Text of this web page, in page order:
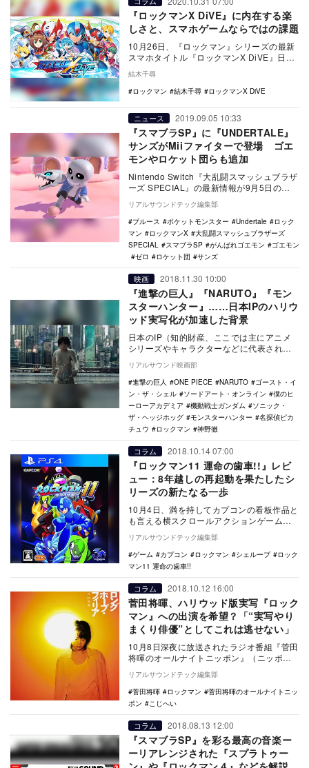
『ロックマンX DiVE』に内在する楽
しさと、スマホゲームならではの課題
10月26日、『ロックマン』シリーズの最新
スマホタイトル『ロックマンX DiVE』日本
版が正式サービス開始となった。 アジ
ア…
結木千尋
ロックマン
結木千尋 ロックマンX DiVE
ニュース 2019.09.05 10:33
『スマブラSP』に『UNDERTALE』
サンズがMiiファイターで登場 ゴエ
モンやロケット団らも追加
Nintendo Switch『大乱闘スマッシュブラザ
ーズ SPECIAL』の最新情報が9月5日の
リアルサウンドテック編集部
ブルース
ポケットモンスター Undertale
ロック
マン
ロックマンX
大乱闘スマッシュブラザーズ
SPECIAL
スマブラSP がんばれゴエモン
ゴエモン
ゼロ
ロケット団 サンズ
映画 2018.11.30 10:00
『進撃の巨人』『NARUTO』『モン
スターハンター』……日本IPのハリウ
ッド実写化が加速した背景
日本のIP（知的財産、ここでは主にアニメ
シリーズやキャラクターなどに代表される
著作物のこと）のハリウッド実写化という
と、90年代…
リアルサウンド映画部
進撃の巨人
ONE PIECE NARUTO
ゴースト・イ
ン・ザ・シェル
ソードアート・オンライン
僕のヒ
ーローアカデミア
機動戦士ガンダム
ソニック・
ザ・ヘッジホッグ
モンスターハンター
名探偵ピカ
チュウ
ロックマン 神野徹
コラム 2018.10.14 07:00
『ロックマン11 運命の歯車!!』レビ
ュー：8年越しの再起動を果たしたシ
リーズの新たなる一歩
10月4日、満を持してカプコンの看板作品と
も言える横スクロールアクションゲーム
『ロックマン』シリーズの最新作『ロック
マン11 運…
リアルサウンドテック編集部
ゲーム
カプコン ロックマン シェループ
ロック
マン11 運命の歯車!!
コラム 2018.10.12 16:00
菅田将暉、ハリウッド版実写『ロック
マン』への出演を希望？「“実写やり
まくり俳優”としてこれは逃せない」
10月8日深夜に放送されたラジオ番組『菅田
将暉のオールナイトニッポン』（ニッポン
放送）にて、パーソナリティの菅田将暉
が、人気ゲー…
リアルサウンドテック編集部
菅田将暉
ロックマン
菅田将暉のオールナイトニッ
ポン
こじへい
コラム 2018.08.13 12:00
『スマブラSP』を彩る最高の音楽ー
ーリアレンジされた『スプラトゥー